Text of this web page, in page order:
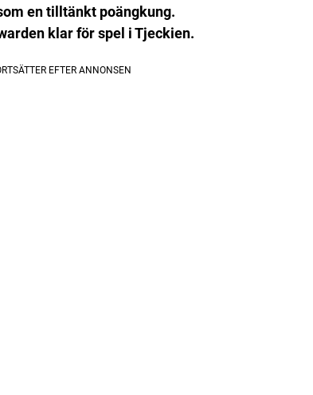
en tilltänkt poängkung.
klar för spel i Tjeckien.